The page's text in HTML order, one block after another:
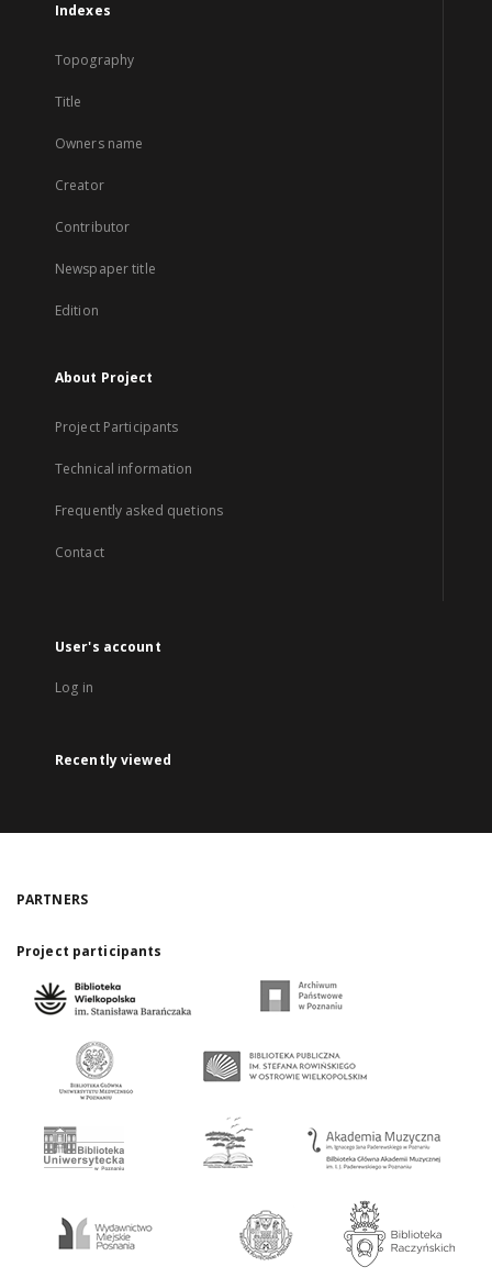
Indexes
Topography
Title
Owners name
Creator
Contributor
Newspaper title
Edition
About Project
Project Participants
Technical information
Frequently asked quetions
Contact
User's account
Log in
Recently viewed
PARTNERS
Project participants